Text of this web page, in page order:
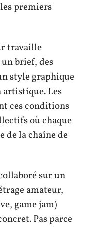
premiers
travaille
brief, des
style graphique
Les
ces conditions
où chaque
de la chaîne de
sur un
amateur,
game jam)
Pas parce